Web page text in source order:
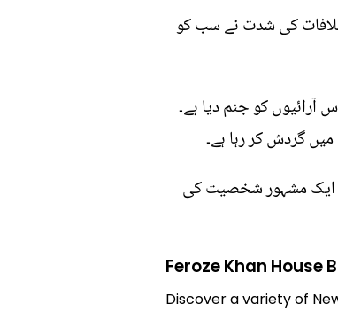
کی شدت نے سب کو
کو جنم دیا ہے۔
گردش کر رہا ہے۔
ایک مشہور شخصیت کی
Feroze Khan House
Discover a variety of